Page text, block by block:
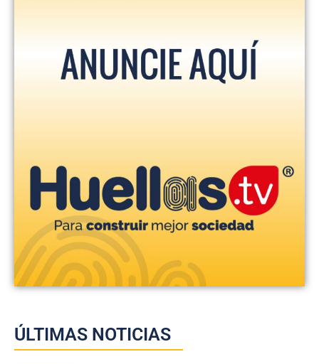
ÚLTIMAS NOTICIAS